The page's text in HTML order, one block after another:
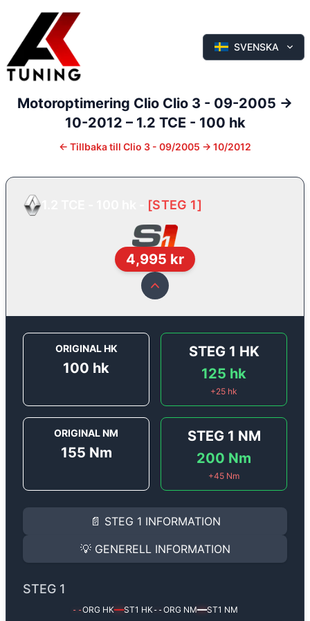
SVENSKA
Motoroptimering Clio Clio 3 - 09-2005 ->
10-2012 – 1.2 TCE - 100 hk
← Tillbaka till Clio 3 - 09/2005 -> 10/2012
[STEG 1]
4,995 kr
ORIGINAL HK
100 hk
STEG 1 HK
125 hk
+25 hk
ORIGINAL NM
155 Nm
STEG 1 NM
200 Nm
+45 Nm
📄 STEG 1 INFORMATION
INFORMATION
Steg 1
Renault Clio 1.2 TCE -
Effekten ökar från100 hktill125 hkoch
(+25 hk & +45 Nm).
Ger mer effekt, högre vridmoment, lägre
Steg 1 mjukvara justerar vi ett antal
💡 GENERELL INFORMATION
✅ All mjukvara är skräddarsydd för din bil
✅ Felsökning inann samt efter optimering
STEG 1
--ORG HK━━ST1 HK--ORG NM━━ST1 NM